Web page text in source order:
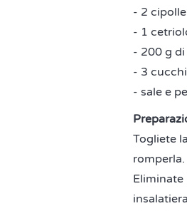
- 2
- 1
- 200 g
- 3
- sale e
Togliete
romperla.
Eliminate